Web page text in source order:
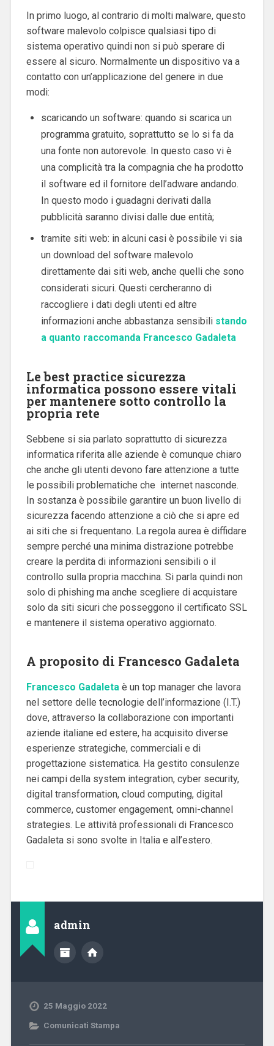
In primo luogo, al contrario di molti malware, questo
software malevolo colpisce qualsiasi tipo di
sistema operativo quindi non si può sperare di
essere al sicuro. Normalmente un dispositivo va a
contatto con un’applicazione del genere in due
modi:
scaricando un software: quando si scarica un
programma gratuito, soprattutto se lo si fa da
una fonte non autorevole. In questo caso vi è
una complicità tra la compagnia che ha prodotto
il software ed il fornitore dell’adware andando.
In questo modo i guadagni derivati dalla
pubblicità saranno divisi dalle due entità;
tramite siti web: in alcuni casi è possibile vi sia
un download del software malevolo
direttamente dai siti web, anche quelli che sono
considerati sicuri. Questi cercheranno di
raccogliere i dati degli utenti ed altre
informazioni anche abbastanza sensibili stando
a quanto raccomanda Francesco Gadaleta
Le best practice sicurezza
informatica possono essere vitali
per mantenere sotto controllo la
propria rete
Sebbene si sia parlato soprattutto di sicurezza
informatica riferita alle aziende è comunque chiaro
che anche gli utenti devono fare attenzione a tutte
le possibili problematiche che internet nasconde.
In sostanza è possibile garantire un buon livello di
sicurezza facendo attenzione a ciò che si apre ed
ai siti che si frequentano. La regola aurea è diffidare
sempre perché una minima distrazione potrebbe
creare la perdita di informazioni sensibili o il
controllo sulla propria macchina. Si parla quindi non
solo di phishing ma anche scegliere di acquistare
solo da siti sicuri che posseggono il certificato SSL
e mantenere il sistema operativo aggiornato.
A proposito di Francesco Gadaleta
Francesco Gadaleta è un top manager che lavora
nel settore delle tecnologie dell’informazione (I.T.)
dove, attraverso la collaborazione con importanti
aziende italiane ed estere, ha acquisito diverse
esperienze strategiche, commerciali e di
progettazione sistematica. Hagestito consulenze
nei campi della system integration, cyber security,
digital transformation, cloud computing, digital
commerce, customer engagement, omni-channel
strategies. Le attività professionali di Francesco
Gadaleta si sono svolte in Italia e all’estero.
admin
25 Maggio 2022
Comunicati Stampa